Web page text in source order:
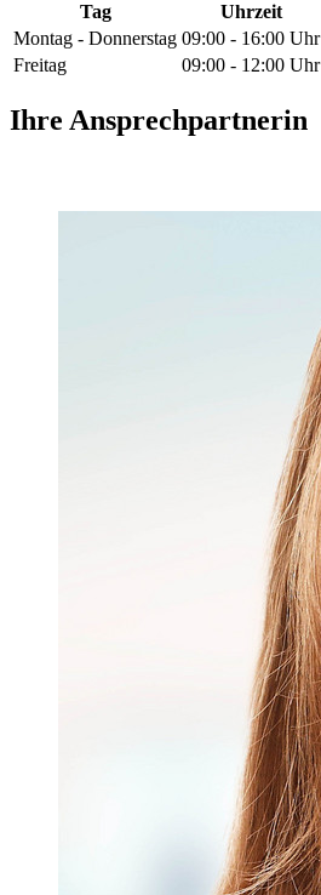
Tag
Uhrzeit
Montag - Donnerstag 09:00 - 16:00 Uhr
Freitag
09:00 - 12:00 Uhr
Ihre Ansprechpartnerin